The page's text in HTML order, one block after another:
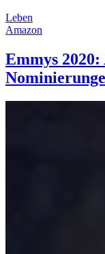
Leben
Amazon
Emmys